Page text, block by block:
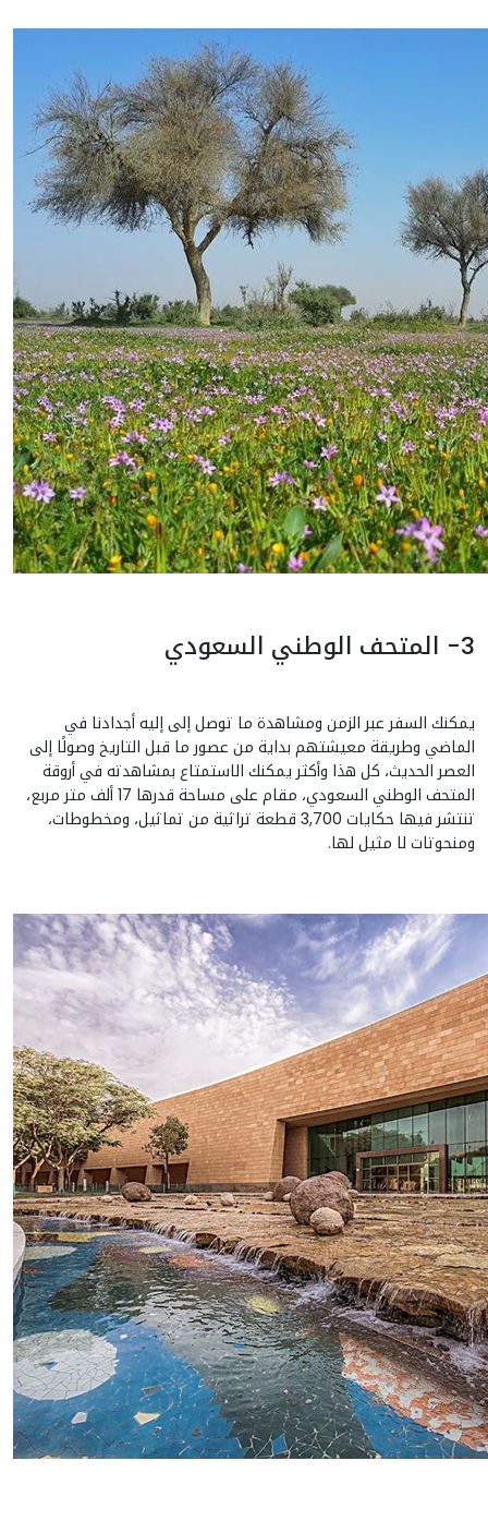
3- المتحف الوطني السعودي
يمكنك السفر عبر الزمن ومشاهدة ما توصل إلى إليه أجدادنا في
الماضي وطريقة معيشتهم بداية من عصور ما قبل التاريخ وصولًا إلى
العصر الحديث، كل هذا وأكثر يمكنك الاستمتاع بمشاهدته في أروقة
المتحف الوطني السعودي، مقام على مساحة قدرها 17 ألف متر مربع،
تنتشر فيها حكايات 3,700 قطعة تراثية من تماثيل، ومخطوطات،
ومنحوتات لا مثيل لها.